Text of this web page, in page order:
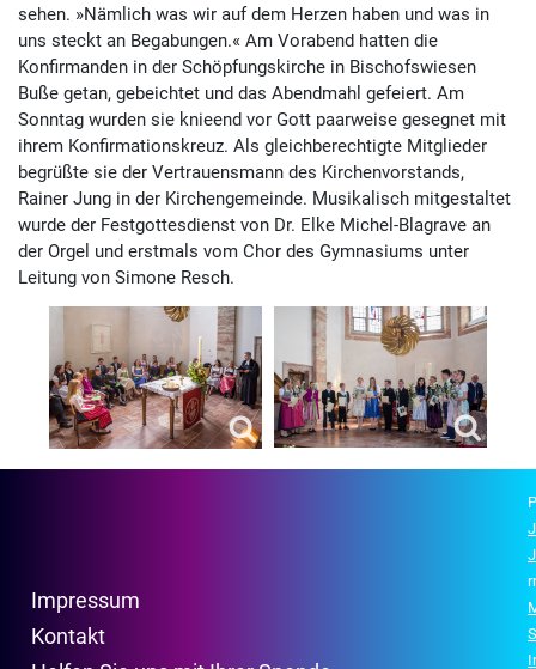
sehen. »Nämlich was wir auf dem Herzen haben und was in
uns steckt an Begabungen.« Am Vorabend hatten die
Konfirmanden in der Schöpfungskirche in Bischofswiesen
Buße getan, gebeichtet und das Abendmahl gefeiert. Am
Sonntag wurden sie knieend vor Gott paarweise gesegnet mit
ihrem Konfirmationskreuz. Als gleichberechtigte Mitglieder
begrüßte sie der Vertrauensmann des Kirchenvorstands,
Rainer Jung in der Kirchengemeinde. Musikalisch mitgestaltet
wurde der Festgottesdienst von Dr. Elke Michel-Blagrave an
der Orgel und erstmals vom Chor des Gymnasiums unter
Leitung von Simone Resch.
Impressum
Kontakt